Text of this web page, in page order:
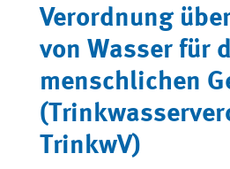
Verordnung
von Wasser für
menschlichen
TrinkwV)